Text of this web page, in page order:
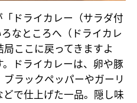
ドライカレー（サラダ付
なところへ（ドライカレ
ここに戻ってきますよ
ドライカレーは、卵や豚
ラックペッパーやガーリ
で仕上げた一品。隠し味